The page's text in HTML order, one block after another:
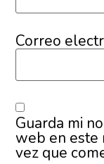
Correo
Guarda mi
web en este
vez que